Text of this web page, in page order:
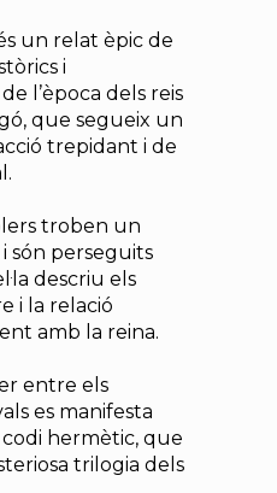
un relat èpic de
i
l’època dels reis
que segueix un
trepidant i de
troben un
són perseguits
descriu els
i la relació
amb la reina.
entre els
es manifesta
codi hermètic, que
trilogia dels